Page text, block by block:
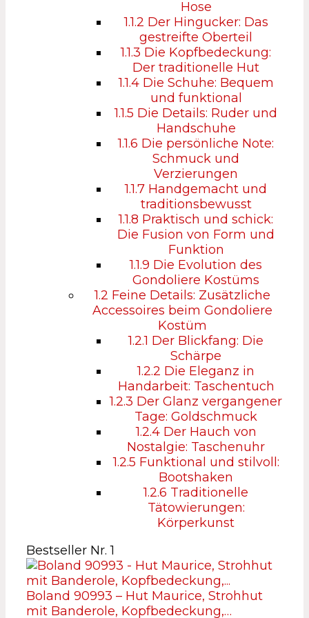
Hose
1.1.2 Der Hingucker: Das
gestreifte Oberteil
1.1.3 Die Kopfbedeckung:
Der traditionelle Hut
1.1.4Die Schuhe: Bequem
und funktional
1.1.5 Die Details: Ruder und
Handschuhe
1.1.6 Die persönliche Note:
Schmuck und
Verzierungen
1.1.7 Handgemacht und
traditionsbewusst
1.1.8 Praktisch und schick:
Die Fusion von Form und
Funktion
1.1.9 Die Evolution des
Gondoliere Kostüms
1.2 Feine Details: Zusätzliche
Accessoires beim Gondoliere
Kostüm
1.2.1 Der Blickfang: Die
Schärpe
1.2.2 Die Eleganz in
Handarbeit: Taschentuch
1.2.3 Der Glanz vergangener
Tage: Goldschmuck
1.2.4Der Hauch von
Nostalgie: Taschenuhr
1.2.5 Funktional und stilvoll:
Bootshaken
1.2.6 Traditionelle
Tätowierungen:
Körperkunst
Bestseller Nr. 1
Boland 90993 – Hut Maurice, Strohhut
mit Banderole, Kopfbedeckung,…